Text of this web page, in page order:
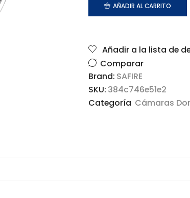
AÑADIR AL CARRITO
Añadir a la lista de
Comparar
Brand: SAFIRE
SKU: 384c746e51e2
Categoría Cámaras